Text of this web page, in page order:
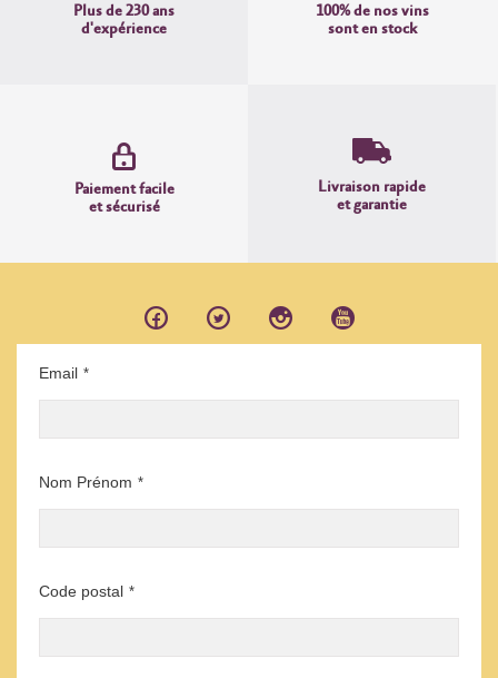
Plus de 230 ans
d'expérience
100% de nos vins
sont en stock
Paiement facile
et sécurisé
Livraison rapide
et garantie
Email *
Nom Prénom *
Code postal *